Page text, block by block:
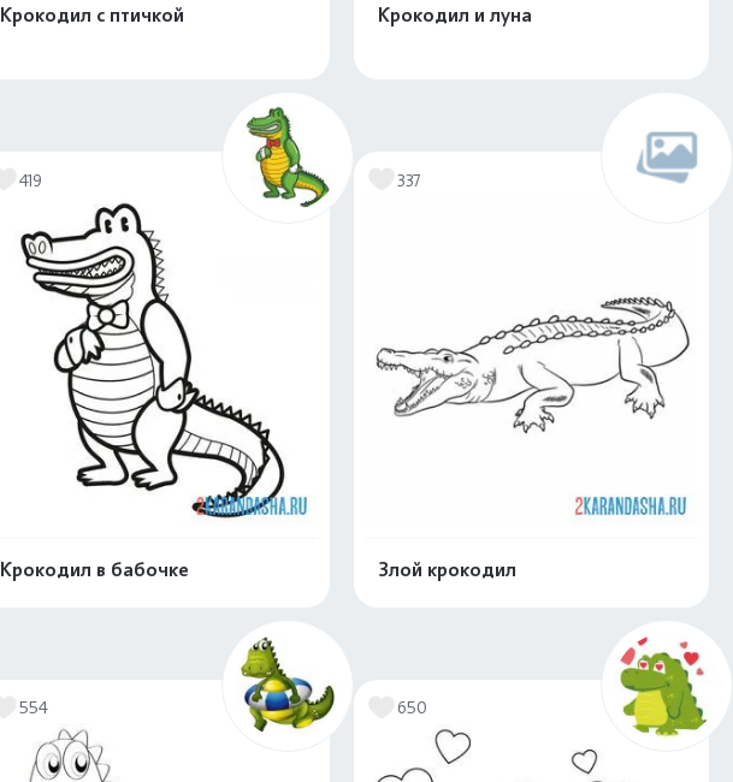
Крокодил с птичкой
Распечатать и скачать
Крокодил и луна
419
Крокодил в бабочке
Распечатать и скачать
337
Злой крокодил
Распечатать и скачать
554 650